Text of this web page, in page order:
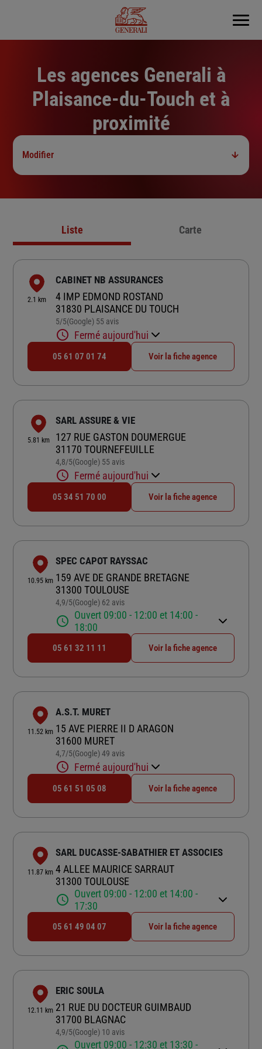
Menu
Les agences Generali à
Plaisance-du-Touch et à
proximité
Modifier
Liste Carte
2.1 km
CABINET NB ASSURANCES
4 IMP EDMOND ROSTAND
31830 PLAISANCE DU TOUCH
5/5Note de 5 sur 5
(Google) 55 avis
Fermé aujourd'hui
05 61 07 01 74 Voir la fiche agence
5.81 km
SARL ASSURE & VIE
127 RUE GASTON DOUMERGUE
31170 TOURNEFEUILLE
4,8/5Note de 4.8 sur 5
(Google) 55 avis
Fermé aujourd'hui
05 34 51 70 00 Voir la fiche agence
10.95 km
SPEC CAPOT RAYSSAC
159 AVE DE GRANDE BRETAGNE
31300 TOULOUSE
4,9/5Note de 4.9 sur 5
(Google) 62 avis
Ouvert 09:00 - 12:00 et 14:00 -
18:00
05 61 32 11 11 Voir la fiche agence
11.52 km
A.S.T. MURET
15 AVE PIERRE II D ARAGON
31600 MURET
4,7/5Note de 4.7 sur 5
(Google) 49 avis
Fermé aujourd'hui
05 61 51 05 08 Voir la fiche agence
11.87 km
SARL DUCASSE-SABATHIER ET ASSOCIES
4 ALLEE MAURICE SARRAUT
31300 TOULOUSE
Ouvert 09:00 - 12:00 et 14:00 -
17:30
05 61 49 04 07 Voir la fiche agence
12.11 km
ERIC SOULA
21 RUE DU DOCTEUR GUIMBAUD
31700 BLAGNAC
4,9/5Note de 4.9 sur 5
(Google) 10 avis
Ouvert 09:00 - 12:30 et 13:30 -